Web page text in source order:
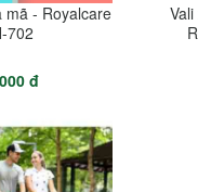
mã - Royalcare
702
đ